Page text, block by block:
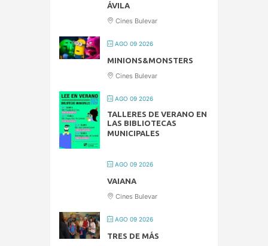
ÁVILA
Cines Bulevar
AGO 09 2026
MINIONS&MONSTERS
Cines Bulevar
AGO 09 2026
TALLERES DE VERANO EN
LAS BIBLIOTECAS
MUNICIPALES
AGO 09 2026
VAIANA
Cines Bulevar
AGO 09 2026
TRES DE MÁS